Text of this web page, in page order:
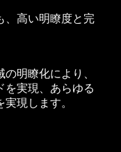
、高い明瞭度と完
明瞭化により、
実現、あらゆる
現します。